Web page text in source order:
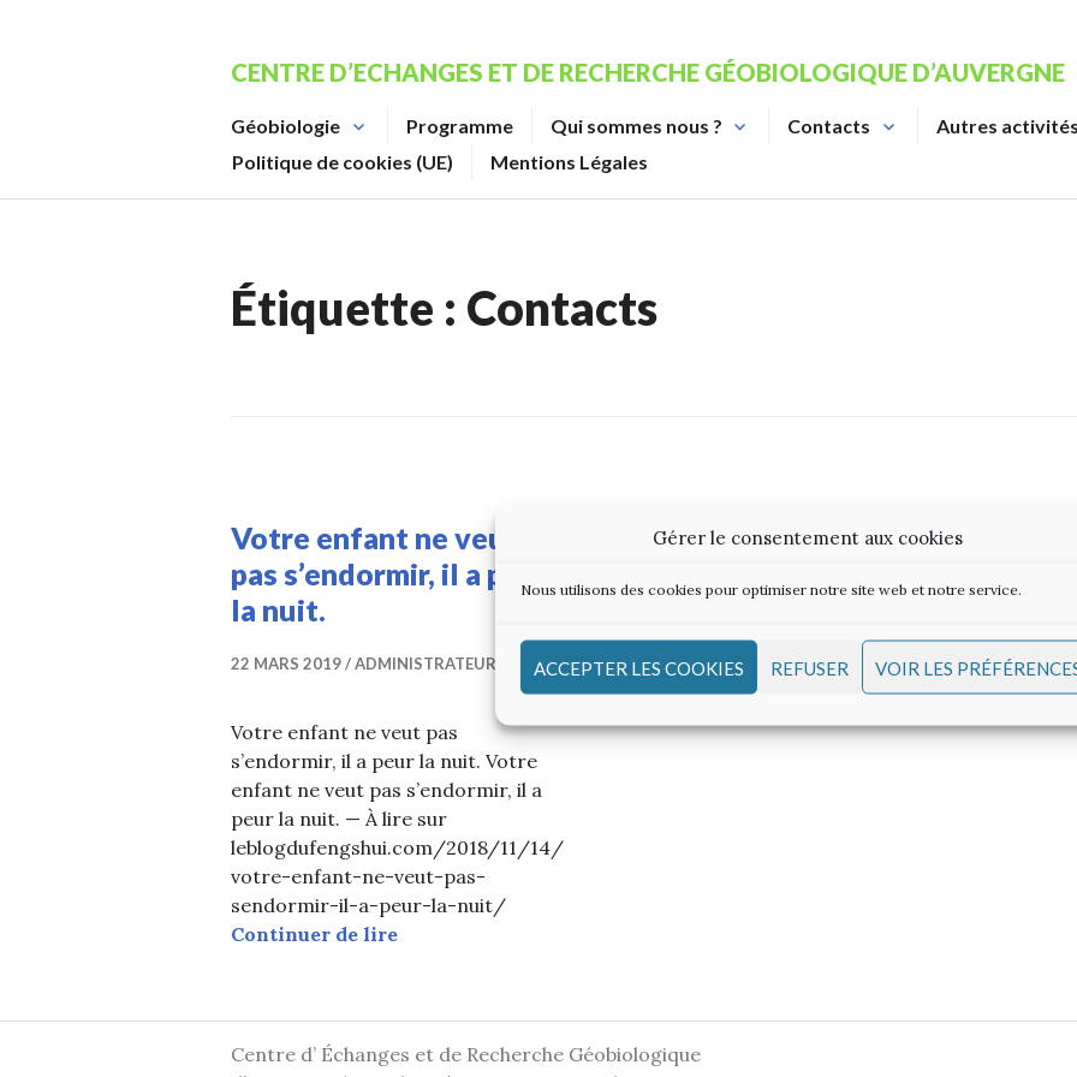
Gérer le consentement aux cookies
Nous utilisons des cookies pour optimiser notre site web et notre service.
ACCEPTER LES COOKIES REFUSER VOIR LES
CENTRE D’ECHANGES ET DE RECHERCHE GÉOBIOLOGIQUE D’AUVERGNE
Géobiologie Programme Qui sommes nous ? Contacts
Autres
Politique de cookies (UE)
Mentions Légales
Étiquette : Contacts
Votre enfant ne veut
pas s’endormir, il a peur
la nuit.
22 MARS 2019 ADMINISTRATEUR
Votre enfant ne veut pas
s’endormir, il a peur la nuit. Votre
enfant ne veut pas s’endormir, il a
peur la nuit. — À lire sur
leblogdufengshui.com/2018/11/14/
votre-enfant-ne-veut-pas-
sendormir-il-a-peur-la-nuit/
Continuer de lireVotre enfant ne veut pas s’endormir, il a peur la nuit.
Centre d’ Échanges et de Recherche Géobiologique